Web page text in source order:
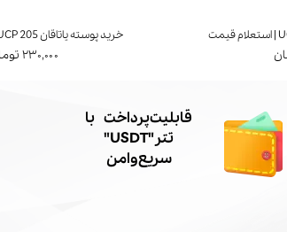
خرید پوسته یاتاقان UCP 205 | استعلام قیمت
۲۳۰,۰۰۰ تومان
​قابلیت پرداخت با
تتر"USDT"
سریع و امن